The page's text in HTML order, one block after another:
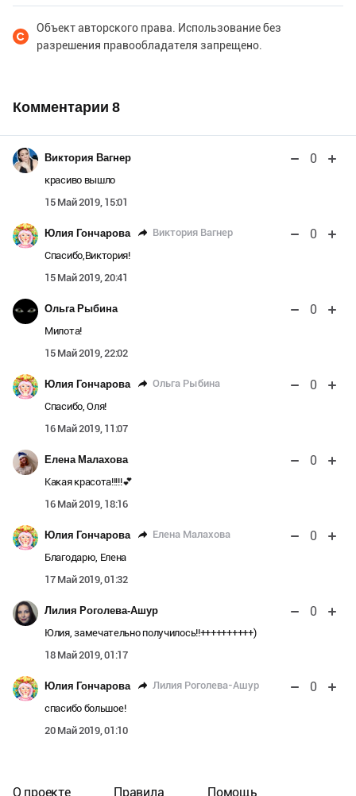
Объект авторского права. Использование без
разрешения правообладателя запрещено.
Комментарии 8
Виктория Вагнер 0
красиво вышло
15 Май 2019, 15:01
Юлия Гончарова Виктория Вагнер 0
Спасибо,Виктория!
15 Май 2019, 20:41
Ольга Рыбина 0
Милота!
15 Май 2019, 22:02
Юлия Гончарова Ольга Рыбина 0
Спасибо, Оля!
16 Май 2019, 11:07
Елена Малахова 0
Какая красота!!!!!💕
16 Май 2019, 18:16
Юлия Гончарова Елена Малахова 0
Благодарю, Елена
17 Май 2019, 01:32
Лилия Роголева-Ашур 0
Юлия, замечательно получилось!!++++++++++)
18 Май 2019, 01:17
Юлия Гончарова Лилия Роголева-Ашур 0
спасибо большое!
20 Май 2019, 01:10
О проекте Правила Помощь